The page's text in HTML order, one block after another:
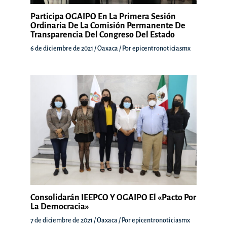
Participa OGAIPO En La Primera Sesión
Ordinaria De La Comisión Permanente De
Transparencia Del Congreso Del Estado
6 de diciembre de 2021 /Oaxaca / Porepicentronoticiasmx
Consolidarán IEEPCO Y OGAIPO El «Pacto Por
La Democracia»
7 de diciembre de 2021 /Oaxaca / Porepicentronoticiasmx